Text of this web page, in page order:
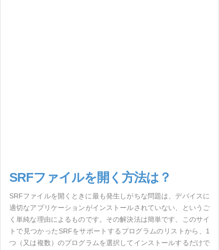
SRFファイルを開く方法は？
SRFファイルを開くときに最も発生しがちな問題は、デバイスに
適切なアプリケーションがインストールされていない、というご
く単純な理由によるものです。その解決法は簡単です、このサイ
トで見つかったSRFをサポートするプログラムのリストから、1
つ（又は複数）のプログラムを選択してインストールするだけで